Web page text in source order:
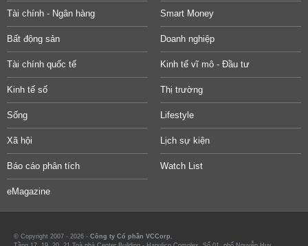
Tài chính - Ngân hàng Smart Money
Bất động sản Doanh nghiệp
Tài chính quốc tế Kinh tế vĩ mô - Đầu tư
Kinh tế số Thị trường
Sống Lifestyle
Xã hội Lịch sự kiện
Báo cáo phân tích Watch List
eMagazine
© Copyright 2007 - 2026 - Công ty Cổ phần VCCorp.